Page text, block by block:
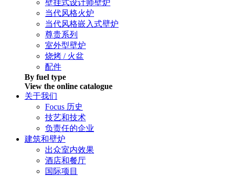
壁挂式设计师壁炉
当代风格火炉
当代风格嵌入式壁炉
尊贵系列
室外型壁炉
烧烤 / 火盆
配件
By fuel type
View the online catalogue
关于我们
Focus 历史
技艺和技术
负责任的企业
建筑和壁炉
出众室内效果
酒店和餐厅
国际项目